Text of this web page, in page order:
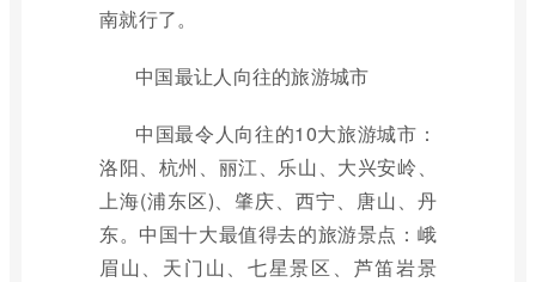
南就行了。
中国最让人向往的旅游城市
中国最令人向往的10大旅游城市：
洛阳、杭州、丽江、乐山、大兴安岭、
上海(浦东区)、肇庆、西宁、唐山、丹
东。中国十大最值得去的旅游景点：峨
眉山、天门山、七星景区、芦笛岩景